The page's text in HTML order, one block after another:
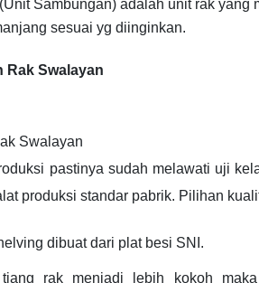
(Unit Sambungan) adalah unit rak
sesuai yg diinginkan.
Rak Swalayan
Swalayan
pastinya sudah melawati uji
produksi standar pabrik. Pilihan
dibuat dari plat besi SNI.
rak menjadi lebih kokoh